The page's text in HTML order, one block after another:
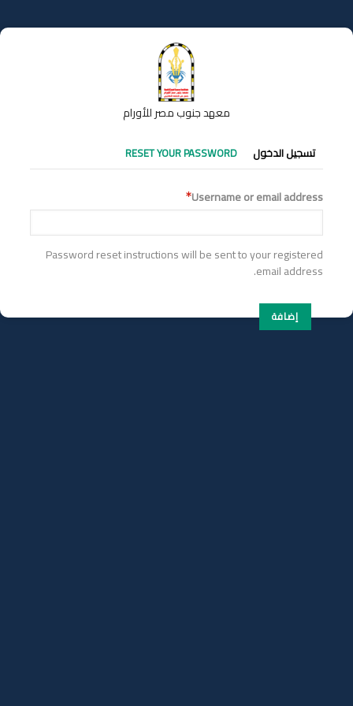
إلى
المحتوى
معهد جنوب مصر للأورام
التبويبات
الأساسية
تسجيل الدخول RESET YOUR PASSWORD
Username or email address
Password reset instructions will be sent to your registered
email address.